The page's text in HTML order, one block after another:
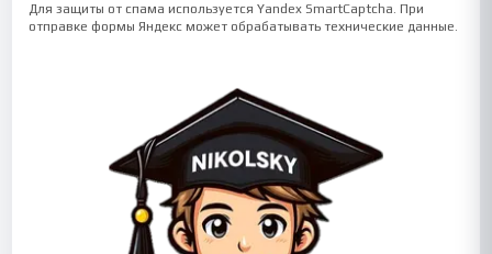
Для защиты от спама используется Yandex SmartCaptcha. При
отправке формы Яндекс может обрабатывать технические данные.